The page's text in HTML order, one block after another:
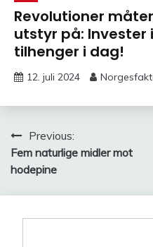
Revolutioner
utstyr på: Invester
tilhenger i dag!
12. juli 2024
Previous:
Fem naturlige midler mot
hodepine